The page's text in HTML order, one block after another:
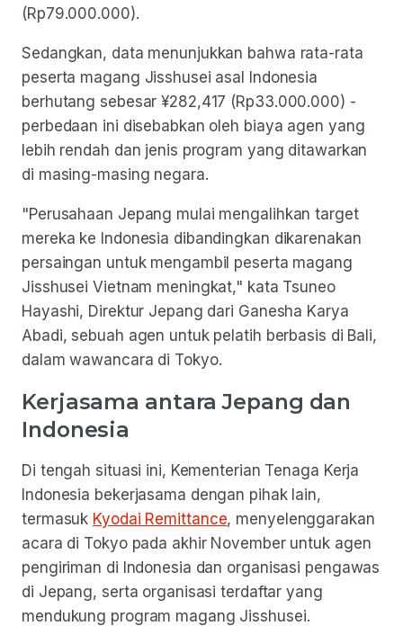
(Rp79.000.000).
Sedangkan, data menunjukkan bahwa rata-rata
peserta magang Jisshusei asal Indonesia
berhutang sebesar ¥282,417 (Rp33.000.000) -
perbedaan ini disebabkan oleh biaya agen yang
lebih rendah dan jenis program yang ditawarkan
di masing-masing negara.
"Perusahaan Jepang mulai mengalihkan target
mereka ke Indonesia dibandingkan dikarenakan
persaingan untuk mengambil peserta magang
Jisshusei Vietnam meningkat," kata Tsuneo
Hayashi, Direktur Jepang dari Ganesha Karya
Abadi, sebuah agen untuk pelatih berbasis di Bali,
dalam wawancara di Tokyo.
Kerjasama antara Jepang dan
Indonesia
Di tengah situasi ini, Kementerian Tenaga Kerja
Indonesia bekerjasama dengan pihak lain,
termasuk Kyodai Remittance, menyelenggarakan
acara di Tokyo pada akhir November untuk agen
pengiriman di Indonesia dan organisasi pengawas
di Jepang, serta organisasi terdaftar yang
mendukung program magang Jisshusei.